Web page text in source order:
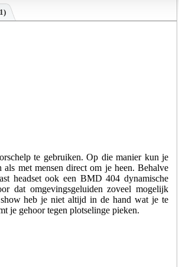
te gebruiken. Op die manier kun je
met mensen direct om je heen. Behalve
headset ook een BMD 404 dynamische
dat omgevingsgeluiden zoveel mogelijk
heb je niet altijd in de hand wat je te
je gehoor tegen plotselinge pieken.